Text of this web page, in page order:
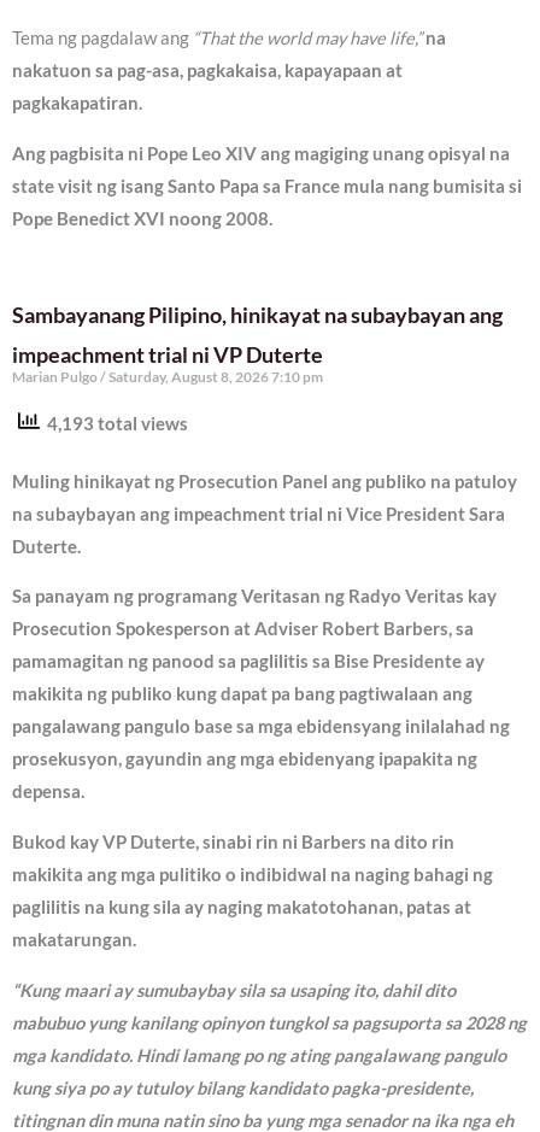
Tema ng pagdalaw ang “That the world may have life,”na
nakatuon sa pag-asa, pagkakaisa, kapayapaan at
pagkakapatiran.
Ang pagbisita ni Pope Leo XIV ang magiging unang opisyal na
state visit ng isang Santo Papa sa France mula nang bumisita si
Pope Benedict XVI noong 2008.
Sambayanang Pilipino, hinikayat na subaybayan ang
impeachment trial ni VP Duterte
Marian Pulgo Saturday, August 8, 2026 7:10 pm
4,193 total views
Muling hinikayat ng Prosecution Panel ang publiko na patuloy
na subaybayan ang impeachment trial ni Vice President Sara
Duterte.
Sa panayam ng programang Veritasan ng Radyo Veritas kay
Prosecution Spokesperson at Adviser Robert Barbers, sa
pamamagitan ng panood sa paglilitis sa Bise Presidente ay
makikita ng publiko kung dapat pa bang pagtiwalaan ang
pangalawang pangulo base sa mga ebidensyang inilalahad ng
prosekusyon, gayundin ang mga ebidenyang ipapakita ng
depensa.
Bukod kay VP Duterte, sinabi rin ni Barbers na dito rin
makikita ang mga pulitiko o indibidwal na naging bahagi ng
paglilitis na kung sila ay naging makatotohanan, patas at
makatarungan.
“Kung maari ay sumubaybay sila sa usaping ito, dahil dito
mabubuo yung kanilang opinyon tungkol sa pagsuporta sa 2028 ng
mga kandidato. Hindi lamang po ng ating pangalawang pangulo
kung siya po ay tutuloy bilang kandidato pagka-presidente,
titingnan din muna natin sino ba yung mga senador na ika nga eh